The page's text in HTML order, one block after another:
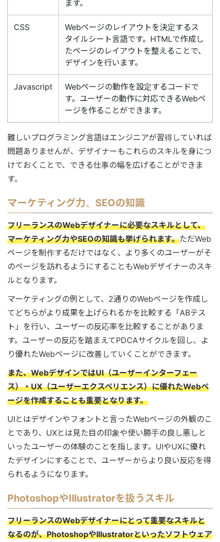
ます。
CSS
Webページのレイアウトを決定するス
タイルシート言語です。HTMLで作成し
たページのレイアウトを整えることで、
デザインを行います。
Javascript
Webページの動作を設定するコードで
す。ユーザーの動作に対応できるWebペ
ージを作ることができます。
難しいプログラミング言語はエンジニアが習得していれば
問題ありませんが、デザイナーもこれらのスキルを身につ
けておくことで、できる仕事の幅を広げることができま
す。
マーケティング力、SEOの知識
フリーランスのWebデザイナーに必要なスキルとして、
マーケティング力やSEOの知識も挙げられます。ただWeb
ページを制作するだけではなく、より多くのユーザーがそ
のページを訪れるようにすることもWebデザイナーのスキ
ルとなります。
マーケティングの例として、2通りのWebページを作成し
てどちらがより成果を上げられるかを比較する「ABテス
ト」を行い、ユーザーの反応率を比較することがありま
す。ユーザーの反応を踏まえてPDCAサイクルを回し、よ
り優れたWebページに改善していくことができます。
また、WebデザインではUI（ユーザーインターフェー
ス）・UX（ユーザーエクスペリエンス）に優れたWebペ
ージを作成することも重要となります。
UIとはデザインやフォントと言ったWebページの外観のこ
とであり、UXとは見た目の印象や使い勝手の良し悪しと
いったユーザーの体験のことを指します。UIやUXに優れ
たデザインにすることで、ユーザーからより良い反応を得
られるようになります。
PhotoshopやIllustratorを扱うスキル
フリーランスのWebデザイナーにとって重要なスキルと
なるのが、PhotoshopやIllustratorといったソフトウェア